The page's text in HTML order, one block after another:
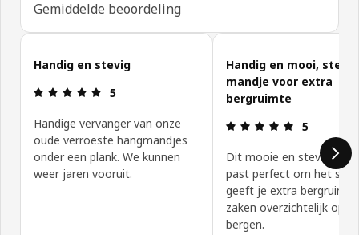
Gemiddelde beoordeling
Reviews van klanten overslaan
Handig en stevig
Beoordeling: 5 van 5 sterren.
5
Handige vervanger van onze
oude verroeste hangmandjes
onder een plank. We kunnen
weer jaren vooruit.
Handig en mooi, stevig
mandje voor extra
bergruimte
5
Dit mooie en stevige
past perfect om het
geeft je extra
zaken overzichtelijk op te
bergen.